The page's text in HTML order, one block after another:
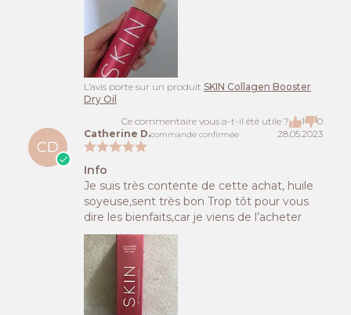
L’avis porte sur un produit SKIN Collagen Booster
Dry Oil
Ce commentaire vous a-t-il été utile ?
1 0
CD
Catherine D.commande confirmée 28.05.2023
Info
Je suis très contente de cette achat, huile
soyeuse,sent très bon Trop tôt pour vous
dire les bienfaits,car je viens de l’acheter